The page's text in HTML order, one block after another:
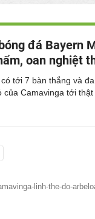
đá Bayern
oan nghiệt
tới 7 bàn thắng và
của Camavinga tới
linh-the-do-